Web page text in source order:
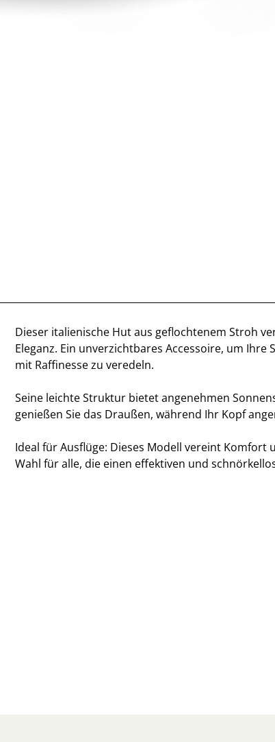
Dieser italienische Hut aus geflochtenem Stroh
Eleganz. Ein unverzichtbares Accessoire, um Ihre
mit Raffinesse zu veredeln.
Seine leichte Struktur bietet angenehmen
genießen Sie das Draußen, während Ihr Kopf
Ideal für Ausflüge: Dieses Modell vereint Komfort
Wahl für alle, die einen effektiven und